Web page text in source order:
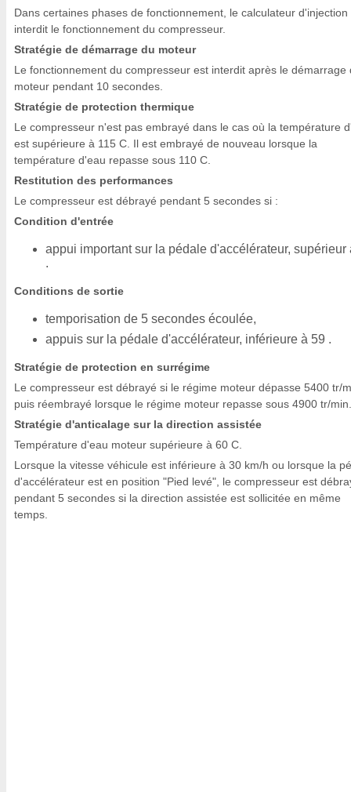
Dans certaines phases de fonctionnement, le calculateur d'injection
interdit le fonctionnement du compresseur.
Stratégie de démarrage du moteur
Le fonctionnement du compresseur est interdit après le démarrage
moteur pendant 10 secondes.
Stratégie de protection thermique
Le compresseur n'est pas embrayé dans le cas où la température
est supérieure à 115 C. Il est embrayé de nouveau lorsque la
température d'eau repasse sous 110 C.
Restitution des performances
Le compresseur est débrayé pendant 5 secondes si :
Condition d'entrée
appui important sur la pédale d'accélérateur, supérieur
.
Conditions de sortie
temporisation de 5 secondes écoulée,
appuis sur la pédale d'accélérateur, inférieure à 59 .
Stratégie de protection en surrégime
Le compresseur est débrayé si le régime moteur dépasse 5400 tr/
puis réembrayé lorsque le régime moteur repasse sous 4900 tr/min.
Stratégie d'anticalage sur la direction assistée
Température d'eau moteur supérieure à 60 C.
Lorsque la vitesse véhicule est inférieure à 30 km/h ou lorsque la
d'accélérateur est en position "Pied levé", le compresseur est
pendant 5 secondes si la direction assistée est sollicitée en même
temps.